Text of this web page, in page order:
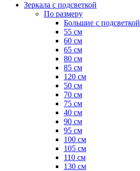
Зеркала с подсветкой
По размеру
Большие с подсветкой
55 см
60 см
65 см
80 см
85 см
120 см
50 см
70 см
75 см
40 см
90 см
95 см
100 см
105 см
110 см
130 см